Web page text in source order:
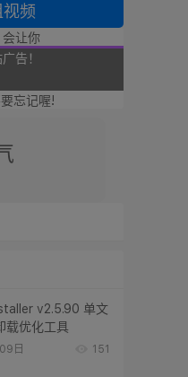
频
会让你
友！
奥！
告！
奥！
忘记喔!
v2.5.90 单文
载优化工具
日 151